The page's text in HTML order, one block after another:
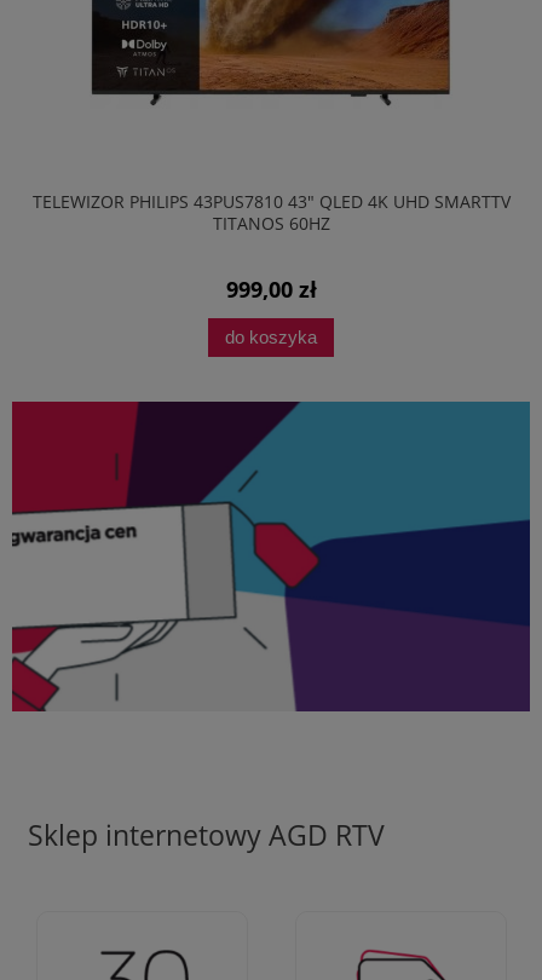
TELEWIZOR PHILIPS 43PUS7810 43" QLED 4K UHD SMARTTV
TITANOS 60HZ
999,00 zł
do koszyka
Sklep internetowy AGD RTV